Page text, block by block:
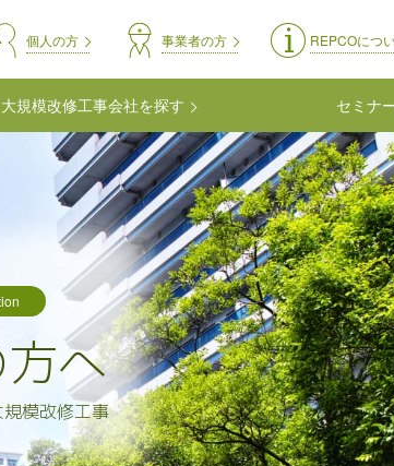
common-kyoyoREPCOにつ
事業者の方
個人の方
大規模改修工事会社を探す セミナ
へ
模改修工事